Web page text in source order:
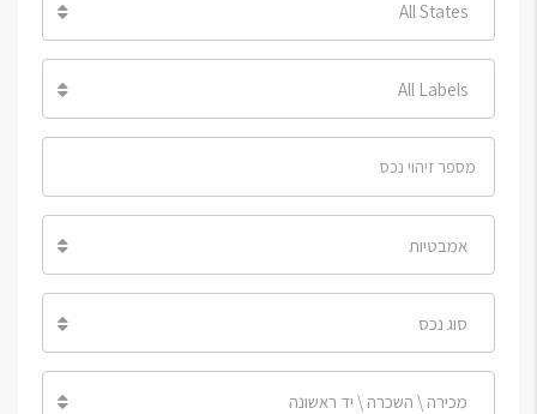
All States
All Labels
אמבטיות
סוג נכס
מכירה \ השכרה \ יד ראשונה